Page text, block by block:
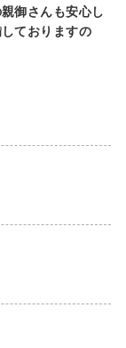
御さんも安心し
ておりますの